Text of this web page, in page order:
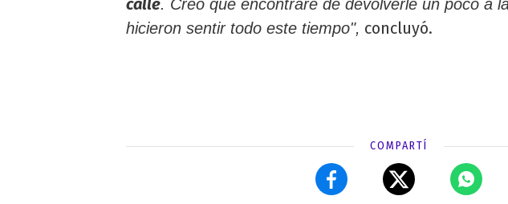
calle. Creo que encontraré de devolverle un poco a
hicieron sentir todo este tiempo", concluyó.
COMPARTÍ